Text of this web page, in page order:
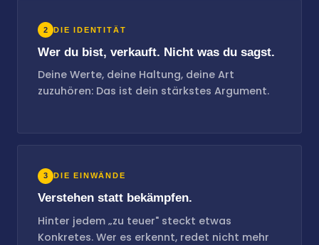
2 DIE IDENTITÄT
Wer du bist, verkauft. Nicht was du sagst.
Deine Werte, deine Haltung, deine Art
zuzuhören: Das ist dein stärkstes Argument.
3 DIE EINWÄNDE
Verstehen statt bekämpfen.
Hinter jedem „zu teuer" steckt etwas
Konkretes. Wer es erkennt, redet nicht mehr